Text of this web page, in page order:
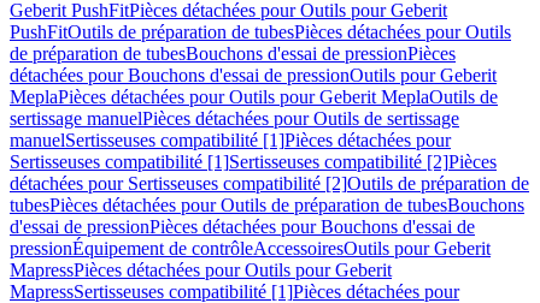
Geberit PushFitPièces détachées pour Outils pour Geberit
PushFitOutils de préparation de tubesPièces détachées pour Outils
de préparation de tubesBouchons d'essai de pressionPièces
détachées pour Bouchons d'essai de pressionOutils pour Geberit
MeplaPièces détachées pour Outils pour Geberit MeplaOutils de
sertissage manuelPièces détachées pour Outils de sertissage
manuelSertisseuses compatibilité [1]Pièces détachées pour
Sertisseuses compatibilité [1]Sertisseuses compatibilité [2]Pièces
détachées pour Sertisseuses compatibilité [2]Outils de préparation de
tubesPièces détachées pour Outils de préparation de tubesBouchons
d'essai de pressionPièces détachées pour Bouchons d'essai de
pressionÉquipement de contrôleAccessoiresOutils pour Geberit
MapressPièces détachées pour Outils pour Geberit
MapressSertisseuses compatibilité [1]Pièces détachées pour